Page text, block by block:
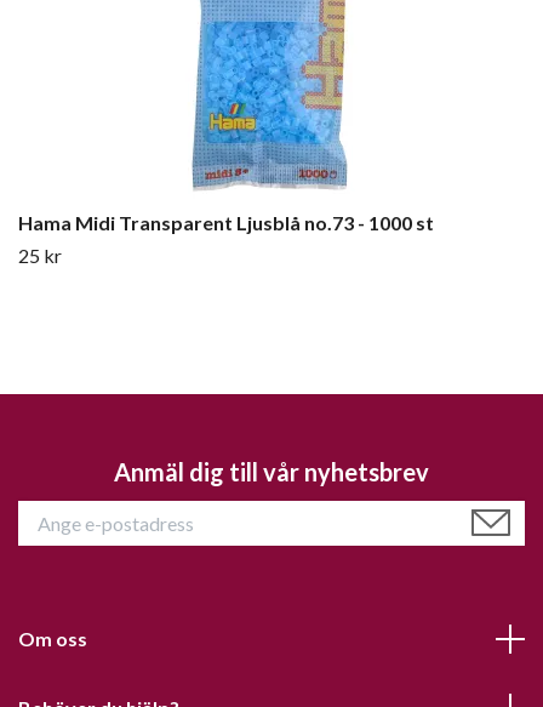
Hama Midi Transparent Ljusblå no.73 - 1000 st
25 kr
Anmäl dig till vår nyhetsbrev
Om oss